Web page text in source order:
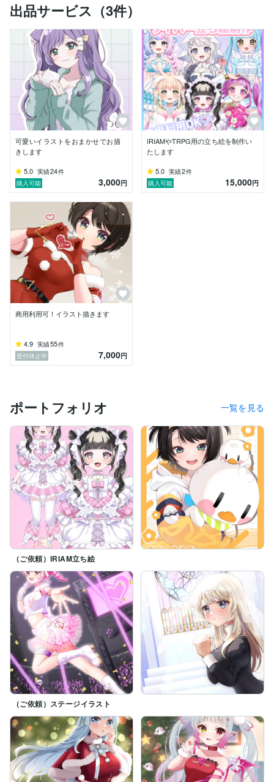
お受けすることが出来ません。
ーーーーーーーーーーーーーーーーー
ご依頼はまずDMで御相談をお願いします。
内容によってはお断りする可能性も御座いますので
予めご了承ください。
個人、商用、問わず募集をしておりますので
お気軽にご依頼、お問い合わせください
初めての個人の方でも、お気軽にどうぞ(´˘`＊)
【今迄にお受けしたご依頼の一例】
SNSアイコン/舞台フライヤー/YouTube漫画
動画、オリジナルキャラクターの立ち絵/
作成した作品はサンプルに載せさせて頂く
可能性がございます。
NGな方は恐れ入りますがお取引が始まる前に
出品サービス（3件）
可愛いイラストをおまかせでお描
きします
5.0 実績24件
購入可能
3,000円
IRIAMやTRPG用の立ち絵を制作い
たします
5.0 実績2件
購入可能
15,000円
商用利用可！イラスト描きます
4.9 実績55件
受付休止中
7,000円
ポートフォリオ 一覧を見る
（ご依頼）IRIAM立ち絵
（ご依頼）ステージイラスト